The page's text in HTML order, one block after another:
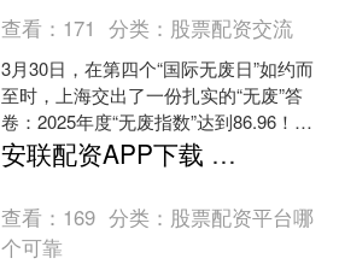
查看： 171 分类： 股票配资交流
3月30日，在第四个“国际无废日”如约而
至时，上海交出了一份扎实的“无废”答
卷：2025年度“无废指数”达到86.96！该
数据较2024年的85.73稳步提升1....
安联配资APP下载 多地积极布局生物医药产业，发展应走差异化竞争之路
查看： 169 分类： 股票配资平台哪
个可靠